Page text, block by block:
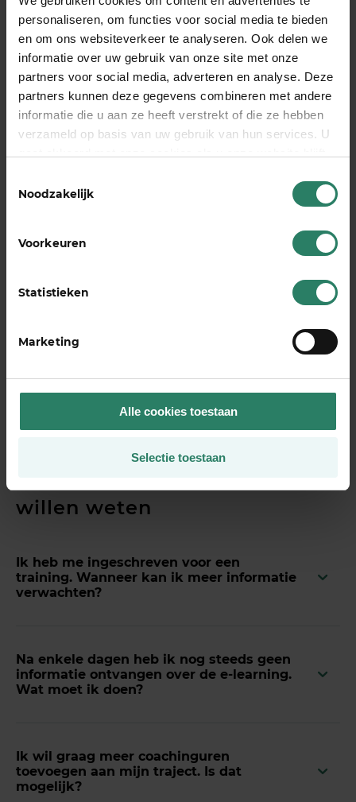
personaliseren, om functies voor social media te bieden
en om ons websiteverkeer te analyseren. Ook delen we
informatie over uw gebruik van onze site met onze
partners voor social media, adverteren en analyse. Deze
partners kunnen deze gegevens combineren met andere
informatie die u aan ze heeft verstrekt of die ze hebben
verzameld op basis van uw gebruik van hun services. U
Noodzakelijk
Voorkeuren
Statistieken
Marketing
Alle cookies toestaan
Selectie toestaan
Investeer in de training
die jou tijd én geld
oplevert
“Tijd is geld” zeggen ze vaak. Maar tijd is meer dan
Maak van een stressvrij leven en productiviteit
meld je aan
willen weten
Ik heb me ingeschreven voor een
training. Wanneer kan ik meer informatie
verwachten?
Na enkele dagen heb ik nog steeds geen
informatie ontvangen over de e-learning.
Wat moet ik doen?
Ik wil graag meer coachinguren
toevoegen aan mijn traject. Is dat
mogelijk?